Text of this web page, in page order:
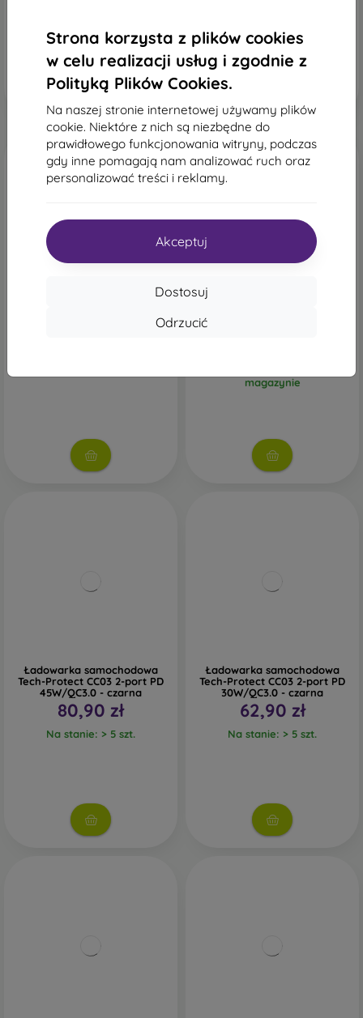
Strona korzysta z plików cookies
w celu realizacji usług i zgodnie z
Polityką Plików Cookies.
Na naszej stronie internetowej używamy plików
cookie. Niektóre z nich są niezbędne do
prawidłowego funkcjonowania witryny, podczas
gdy inne pomagają nam analizować ruch oraz
personalizować treści i reklamy.
Akceptuj
Dostosuj
Odrzucić
Tech-Protect CC04 3-port PD
Tech-Protect CC04 3-port PD
magazynie
Ładowarka samochodowa
Tech-Protect CC03 2-port PD
45W/QC3.0 - czarna
80,90 zł
Na stanie: > 5 szt.
Ładowarka samochodowa
Tech-Protect CC03 2-port PD
30W/QC3.0 - czarna
62,90 zł
Na stanie: > 5 szt.